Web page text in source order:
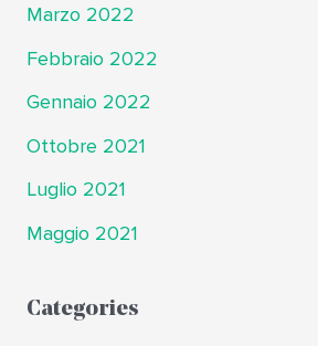
Marzo 2022
Febbraio 2022
Gennaio 2022
Ottobre 2021
Luglio 2021
Maggio 2021
Categories